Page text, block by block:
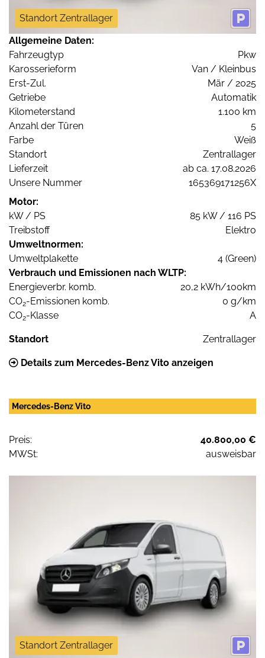
Standort Zentrallager
Allgemeine Daten:
Fahrzeugtyp
Pkw
Karosserieform
Van / Kleinbus
Erst-Zul.
Mär / 2025
Getriebe
Automatik
Kilometerstand
1.100 km
Anzahl der Türen
5
Farbe
Weiß
Standort
Zentrallager
Lieferzeit
ab ca. 17.08.2026
Unsere Nummer
165369171256X
Motor:
kW / PS
85 kW / 116 PS
Treibstoff
Elektro
Umweltnormen:
Umweltplakette
4 (Green)
Verbrauch und Emissionen nach WLTP:
Energieverbr. komb.
20,2 kWh/100km
CO2-Emissionen komb.
0 g/km
CO2-Klasse A
Standort Zentrallager
Details zum Mercedes-Benz Vito anzeigen
Mercedes-Benz Vito
Preis:
40.800,00 €
MWSt:
ausweisbar
Standort Zentrallager